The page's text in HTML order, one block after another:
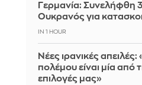
Γερμανία: Συνελήφθη
Ουκρανός για
IN 1 HOUR
Νέες ιρανικές
πολέμου είναι μία από
επιλογές μας»